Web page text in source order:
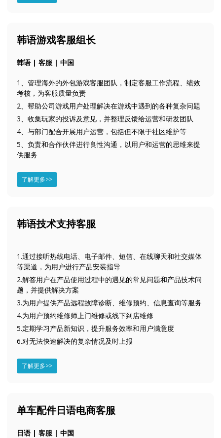
韩语游戏客服组长
韩语 | 客服 | 中国
1、管理海外的外包游戏客服团队，制定客服工作流程、绩效
考核，为客服质量负责
2、帮助公司游戏用户处理解决在游戏中遇到的各种复杂问题
3、收集玩家的投诉及意见，并整理反馈给运营和研发团队
4、与部门配合开展用户运营，包括但不限于社区维护等
5、负责和合作伙伴进行良性沟通，以用户和运营的思维来提
供服务
了解更多>>
韩语技术支持客服
1.通过接听热线电话、电子邮件、短信、在线聊天和社交媒体
等渠道，为用户进行产品安装指导
2.解答用户在产品使用过程中的遇见的常见问题和产品技术问
题，并提供解决方案
3.为用户提供产品远程故障诊断、维修预约、信息查询等服务
4.为用户预约维修师上门维修或线下到店维修
5.定期学习产品新知识，提升服务效率和用户满意度
6.对无法快速解决的复杂情况及时上报
了解更多>>
单车配件日语电商客服
日语 | 客服 | 中国